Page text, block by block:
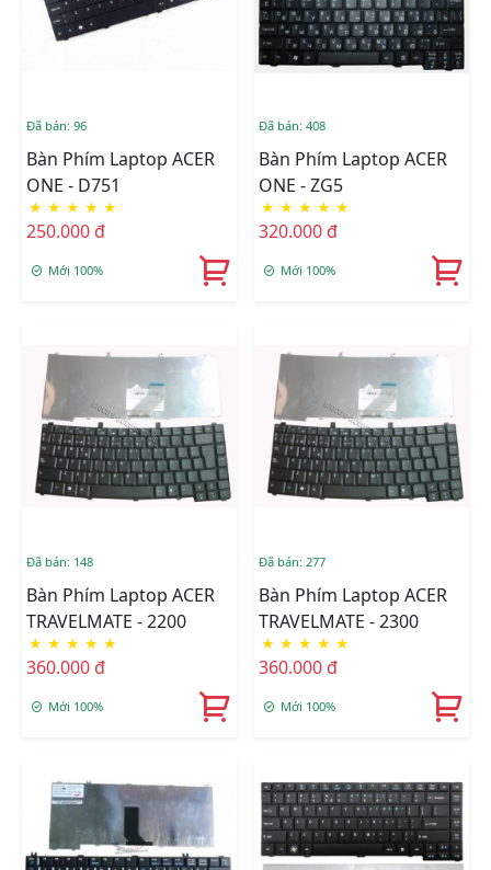
Đã bán: 96
Bàn Phím Laptop ACER
ONE - D751
★ ★ ★ ★ ★
250.000 đ
Mới 100%
Đã bán: 408
Bàn Phím Laptop ACER
ONE - ZG5
★ ★ ★ ★ ★
320.000 đ
Mới 100%
Đã bán: 148
Bàn Phím Laptop ACER
TRAVELMATE - 2200
★ ★ ★ ★ ★
360.000 đ
Mới 100%
Đã bán: 277
Bàn Phím Laptop ACER
TRAVELMATE - 2300
★ ★ ★ ★ ★
360.000 đ
Mới 100%